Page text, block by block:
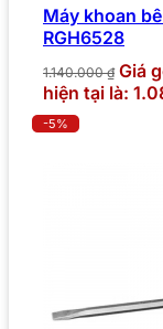
Máy khoan
RGH6528
1.140.000₫ Giá
hiện tại là:
-5%